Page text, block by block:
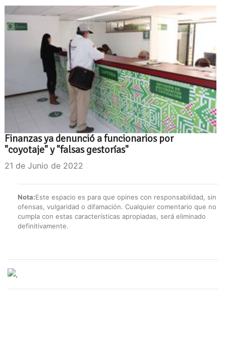
Finanzas ya denunció a funcionarios por
"coyotaje" y "falsas gestorías"
21 de Junio de 2022
Nota:Este espacio es para que opines con responsabilidad, sin
ofensas, vulgaridad o difamación. Cualquier comentario que no
cumpla con estas características apropiadas, será eliminado
definitivamente.